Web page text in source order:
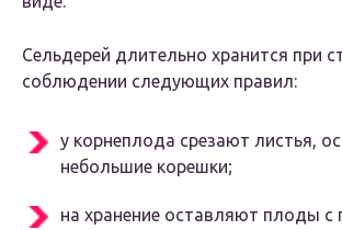
Сельдерей длительно хранится при
соблюдении следующих правил:
у корнеплода срезают листья,
небольшие корешки;
на хранение оставляют плоды с